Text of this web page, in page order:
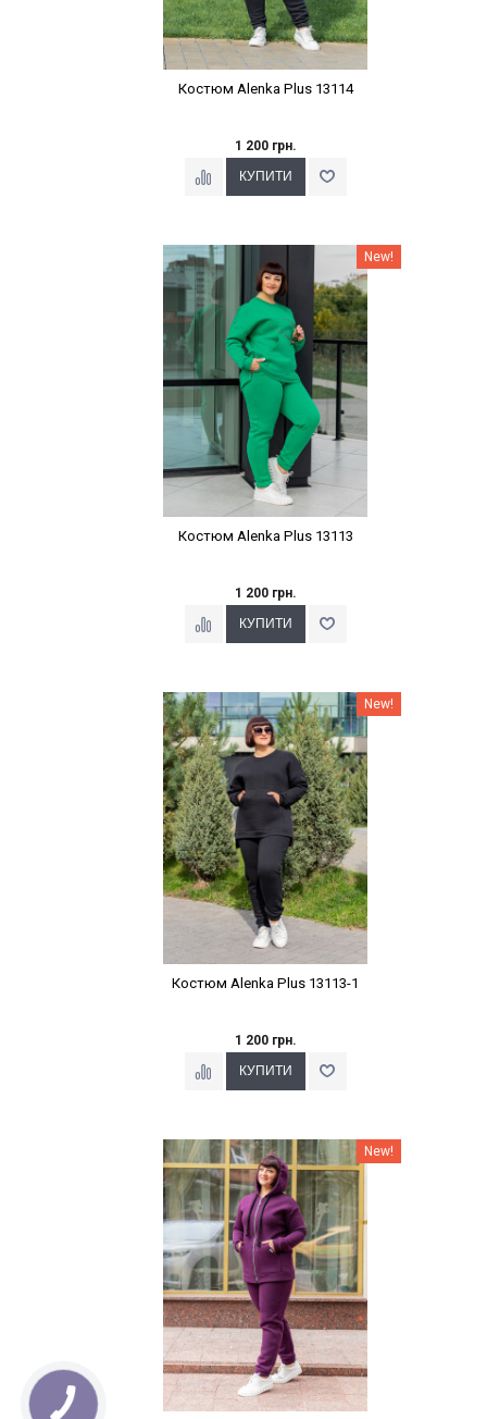
Костюм Alenka Plus 13114
1 200 грн.
Наклейки Варіант з % New!
Костюм Alenka Plus 13113
1 200 грн.
Наклейки Варіант з % New!
Костюм Alenka Plus 13113-1
1 200 грн.
Наклейки Варіант з % New!